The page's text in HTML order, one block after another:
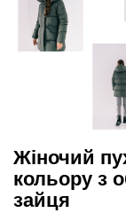
Жіночий
кольору з
зайця